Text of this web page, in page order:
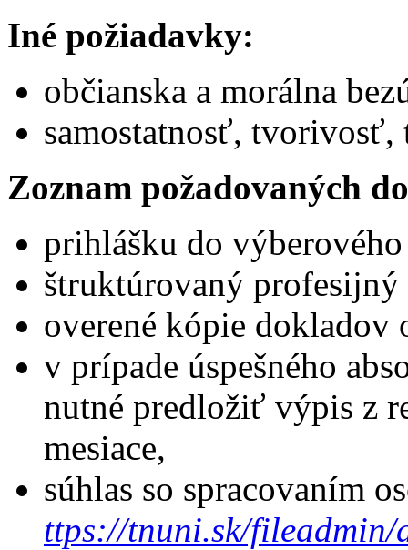
Iné požiadavky:
občianska a morálna
samostatnosť,
Zoznam požadovaných
prihlášku do
štruktúrovaný
overené kópie
v prípade úspešného
nutné predložiť výpis z
mesiace,
súhlas so spracovaním
ttps://tnuni.sk/fileadmin/